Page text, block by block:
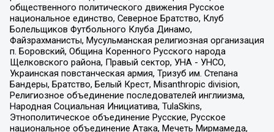
общественного политического движения Русское
национальное единство, Северное Братство, Клуб
Болельщиков Футбольного Клуба Динамо,
Файзрахманисты, Мусульманская религиозная организация
п. Боровский, Община Коренного Русского народа
Щелковского района, Правый сектор, УНА - УНСО,
Украинская повстанческая армия, Тризуб им. Степана
Бандеры, Братство, Белый Крест, Misanthropic division,
Религиозное объединение последователей инглиизма,
Народная Социальная Инициатива, TulaSkins,
Этнополитическое объединение Русские, Русское
национальное объединение Атака, Мечеть Мирмамеда,